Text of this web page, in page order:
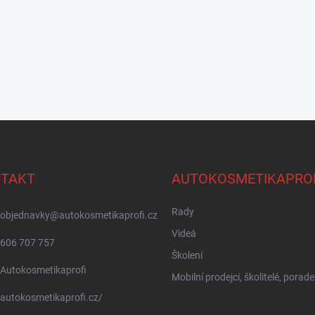
objednavky@autokosmetikaprofi.cz
606 707 757
Autokosmetikaprofi
autokosmetikaprofi.cz/
Rady
Videá
Školení
Mobilní prodejci, školitelé,